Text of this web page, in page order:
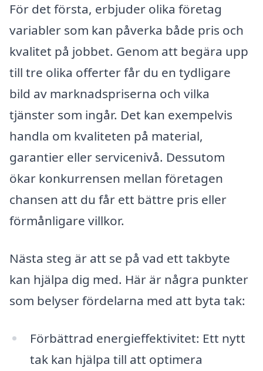
För det första, erbjuder olika företag
variabler som kan påverka både pris och
kvalitet på jobbet. Genom att begära upp
till tre olika offerter får du en tydligare
bild av marknadspriserna och vilka
tjänster som ingår. Det kan exempelvis
handla om kvaliteten på material,
garantier eller servicenivå. Dessutom
ökar konkurrensen mellan företagen
chansen att du får ett bättre pris eller
förmånligare villkor.
Nästa steg är att se på vad ett takbyte
kan hjälpa dig med. Här är några punkter
som belyser fördelarna med att byta tak:
Förbättrad energieffektivitet: Ett nytt
tak kan hjälpa till att optimera